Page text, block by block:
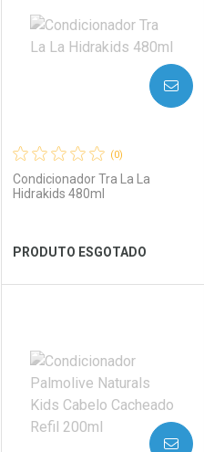
Ver Desconto Convênio
(0)
Condicionador Tra La La
Hidrakids 480ml
PRODUTO ESGOTADO
AVISE-ME
Laboratório
Por Menos
AVISE-ME